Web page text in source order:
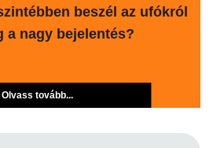
beszél az ufókról
a nagy bejelentés?
Olvass tovább...